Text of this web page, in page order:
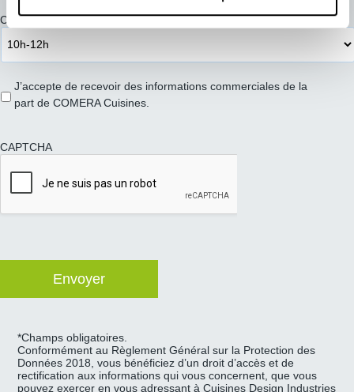
Créneau de préférence pour votre RDV *
J’accepte de recevoir des informations commerciales de la
part de COMERA Cuisines.
CAPTCHA
*Champs obligatoires.
Conformément au Règlement Général sur la Protection des
Données 2018, vous bénéficiez d’un droit d’accès et de
rectification aux informations qui vous concernent, que vous
pouvez exercer en vous adressant à Cuisines Design Industries